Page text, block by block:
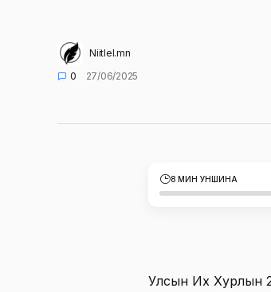
Niitlel.mn
0
27/06/2025
8 МИН УНШИНА
Улсын Их Хурлын